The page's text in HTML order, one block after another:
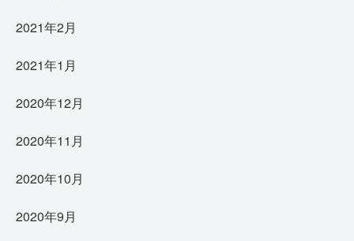
2021年2月
2021年1月
2020年12月
2020年11月
2020年10月
2020年9月